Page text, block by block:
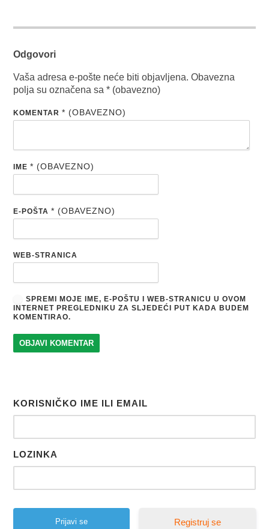
Odgovori
Vaša adresa e-pošte neće biti objavljena. Obavezna
polja su označena sa* (obavezno)
KOMENTAR* (OBAVEZNO)
IME* (OBAVEZNO)
E-POŠTA* (OBAVEZNO)
WEB-STRANICA
SPREMI MOJE IME, E-POŠTU I WEB-STRANICU U OVOM
INTERNET PREGLEDNIKU ZA SLJEDEĆI PUT KADA BUDEM
KOMENTIRAO.
KORISNIČKO IME ILI EMAIL
LOZINKA
Registruj se